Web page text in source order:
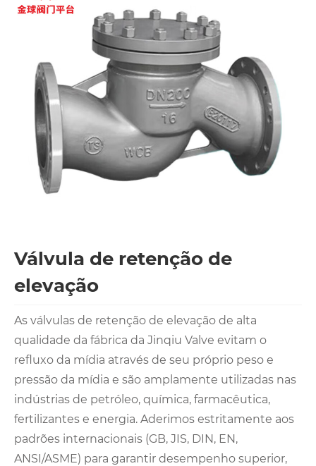
Válvula de retenção de
elevação
As válvulas de retenção de elevação de alta
qualidade da fábrica da Jinqiu Valve evitam o
refluxo da mídia através de seu próprio peso e
pressão da mídia e são amplamente utilizadas nas
indústrias de petróleo, química, farmacêutica,
fertilizantes e energia. Aderimos estritamente aos
padrões internacionais (GB, JIS, DIN, EN,
ANSI/ASME) para garantir desempenho superior,